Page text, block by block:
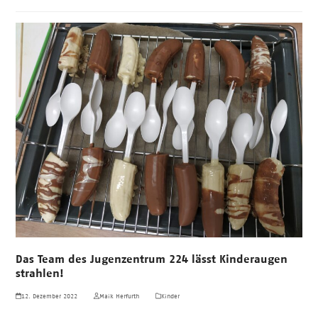
Das Team des Jugenzentrum 224 lässt Kinderaugen
strahlen!
12. Dezember 2022 Maik Herfurth Kinder